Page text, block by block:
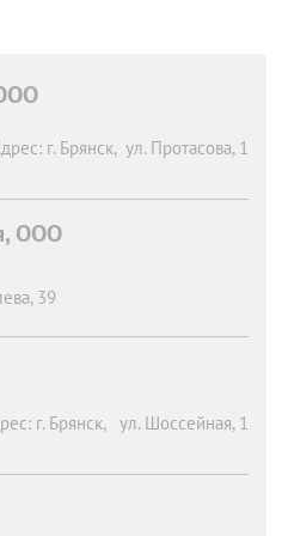
г. Брянск, ул. Протасова, 1
ООО
39
г. Брянск, ул. Шоссейная, 1